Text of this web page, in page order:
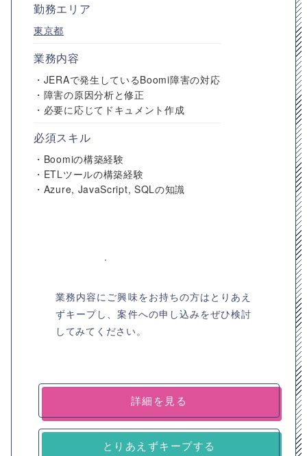
勤務エリア
東京都
業務内容
・JERAで発生しているBoomi障害の対応
・障害の原因分析と修正
・必要に応じてドキュメント作成
必須スキル
・Boomiの構築経験
・ETLツールの構築経験
・Azure, JavaScript, SQLの知識
業務内容にご興味をお持ちの方はとりあえ
ずキープし、案件への申し込みをぜひ検討
してみてください。
詳細を見る
とりあえずキープする